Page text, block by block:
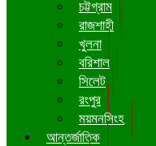
চট্টগ্রাম
রাজশাহী
খুলনা
বরিশাল
সিলেট
রংপুর
ময়মনসিংহ
আন্তর্জাতিক